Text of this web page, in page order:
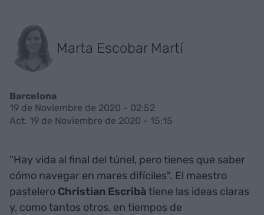
Marta Escobar Martí
Barcelona
19 de Noviembre de 2020 - 02:52
Act. 19 de Noviembre de 2020 - 15:15
"Hay vida al final del túnel, pero tienes que saber
cómo navegar en mares difíciles". El maestro
pastelero Christian Escribàtiene las ideas claras
y, como tantos otros, en tiempos de